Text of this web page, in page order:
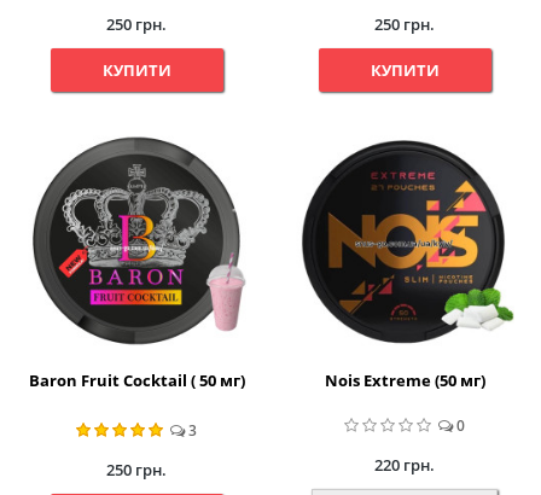
250 грн.
КУПИТИ
250 грн.
КУПИТИ
Baron Fruit Cocktail ( 50 мг)
3
250 грн.
Nois Extreme (50 мг)
0
220 грн.